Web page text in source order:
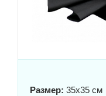
Размер: 35x35 см